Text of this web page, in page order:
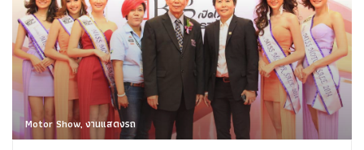
Motor Show, งานแสดงรถ